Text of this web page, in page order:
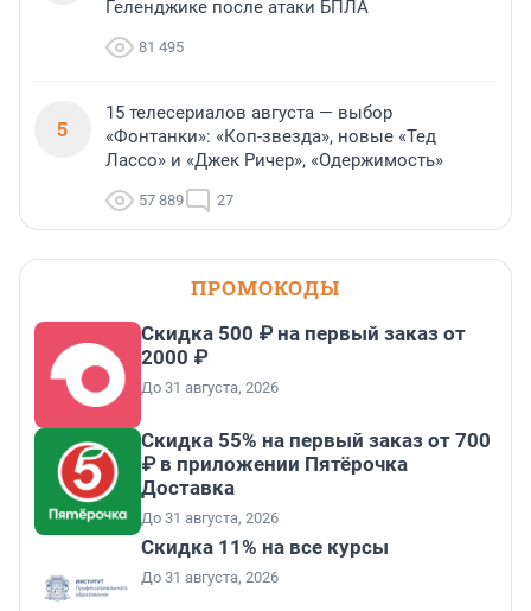
Геленджике после атаки БПЛА
81 495
5
15 телесериалов августа — выбор
«Фонтанки»: «Коп-звезда», новые «Тед
Лассо» и «Джек Ричер», «Одержимость»
57 889 27
ПРОМОКОДЫ
Скидка 500 ₽ на первый заказ от
2000 ₽
До 31 августа, 2026
Скидка 55% на первый заказ от 700
₽ в приложении Пятёрочка
Доставка
До 31 августа, 2026
Скидка 11% на все курсы
До 31 августа, 2026